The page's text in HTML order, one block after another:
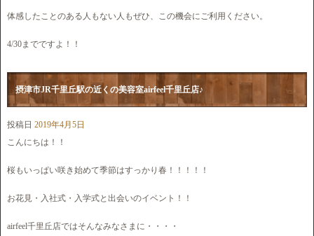
体感したことのある人もない人もぜひ、この機会にご利用ください。
4/30までですよ！！
摂津市JR千里丘駅の近くの美容室airfeel千里丘店♪
投稿日 2019年4月5日
こんにちは！！
桜もいっぱい咲き始めて季節はすっかり春！！！！！
お花見・入社式・入学式と出会いのイベント！！
airfeel千里丘店ではそんなみなさまに・・・・